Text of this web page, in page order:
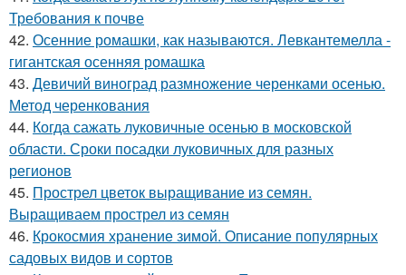
Требования к почве
42. Осенние ромашки, как называются. Левкантемелла -
гигантская осенняя ромашка
43. Девичий виноград размножение черенками осенью.
Метод черенкования
44. Когда сажать луковичные осенью в московской
области. Сроки посадки луковичных для разных
регионов
45. Прострел цветок выращивание из семян.
Выращиваем прострел из семян
46. Крокосмия хранение зимой. Описание популярных
садовых видов и сортов